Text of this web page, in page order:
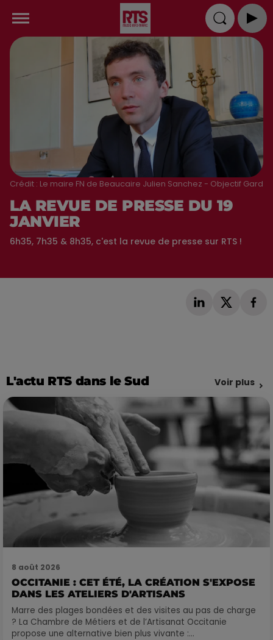
Crédit : Le maire FN de Beaucaire Julien Sanchez - Objectif Gard
LA REVUE DE PRESSE DU 19
JANVIER
6h35, 7h35 & 8h35, c'est la revue de presse sur RTS !
L'actu RTS dans le Sud Voir plus
8 août 2026
OCCITANIE : CET ÉTÉ, LA CRÉATION S'EXPOSE
DANS LES ATELIERS D'ARTISANS
Marre des plages bondées et des visites au pas de charge
? La Chambre de Métiers et de l’Artisanat Occitanie
propose une alternative bien plus vivante :...